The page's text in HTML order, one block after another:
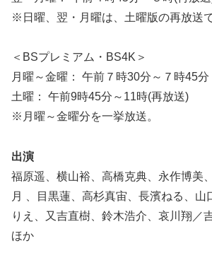
※日曜、翌・月曜は、土曜版の再放送で
＜BSプレミアム・BS4K＞
月曜～金曜： 午前７時30分～７時45分
土曜： 午前9時45分～11時(再放送)
※月曜～金曜分を一挙放送。
出演
福原遥、横山裕、高橋克典、永作博美
月 、目黒蓮、高杉真宙、長濱ねる、山
りえ、又吉直樹、鈴木浩介、哀川翔／
ほか